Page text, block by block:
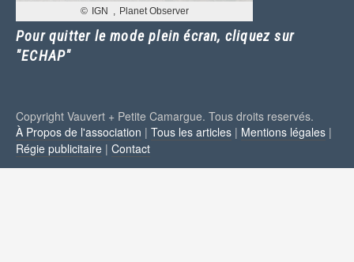
Pour quitter le mode plein écran, cliquez sur
"ECHAP"
Copyright Vauvert + Petite Camargue. Tous droits reservés.
À Propos de l'association | Tous les articles | Mentions légales |
Régie publicitaire | Contact